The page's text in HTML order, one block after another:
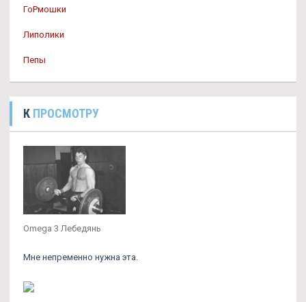
ГоРмошки
Липолики
Пепы
К ПРОСМОТРУ
Omega 3 Лебедянь
Мне непременно нужна эта.